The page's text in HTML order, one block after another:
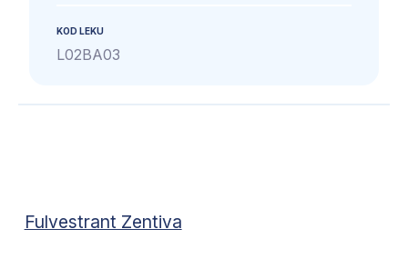
KOD LEKU
L02BA03
Fulvestrant Zentiva